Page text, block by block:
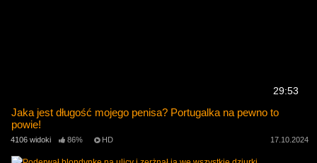
29:53
Jaka jest długość mojego penisa? Portugalka na pewno to
powie!
4106 widoki 86% HD 17.10.2024